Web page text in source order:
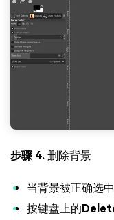
步骤 4. 删除背景
当背景被正确选
按键盘上的